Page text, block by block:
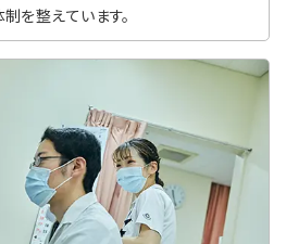
を整えています。